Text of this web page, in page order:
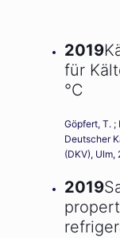
2019
für
°C
Göpfert, T. ;
Deutscher
(DKV), Ulm,
2019